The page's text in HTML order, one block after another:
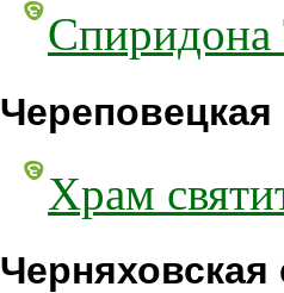
Спиридона
Храм
Черняховская